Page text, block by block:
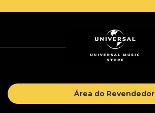
Área do Revendedor